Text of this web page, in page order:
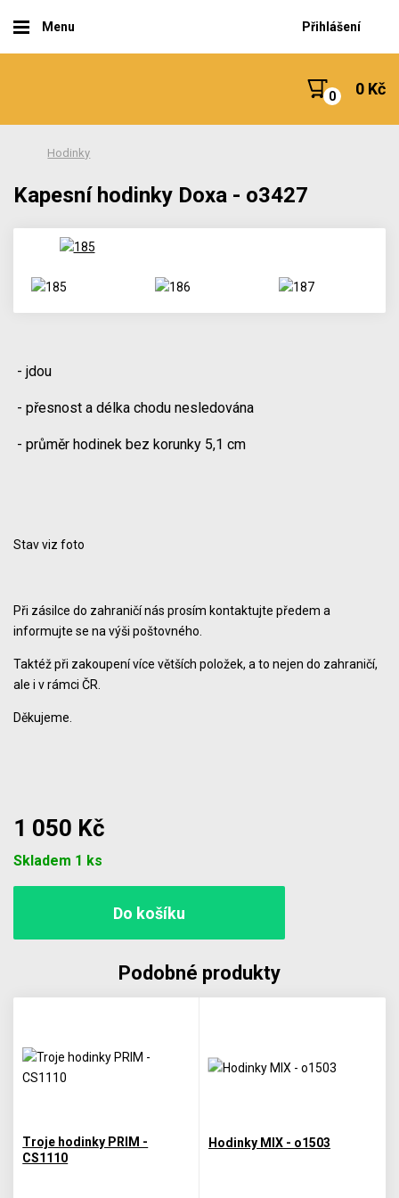
Menu Přihlášení
0 Kč
Hodinky
Kapesní hodinky Doxa - o3427
- jdou
- přesnost a délka chodu nesledována
- průměr hodinek bez korunky 5,1 cm
Stav viz foto
Při zásilce do zahraničí nás prosím kontaktujte předem a
informujte se na výši poštovného.
Taktéž při zakoupení více větších položek, a to nejen do zahraničí,
ale i v rámci ČR.
Děkujeme.
1 050 Kč
Skladem 1 ks
Podobné produkty
Troje hodinky PRIM -
CS1110
Hodinky MIX - o1503